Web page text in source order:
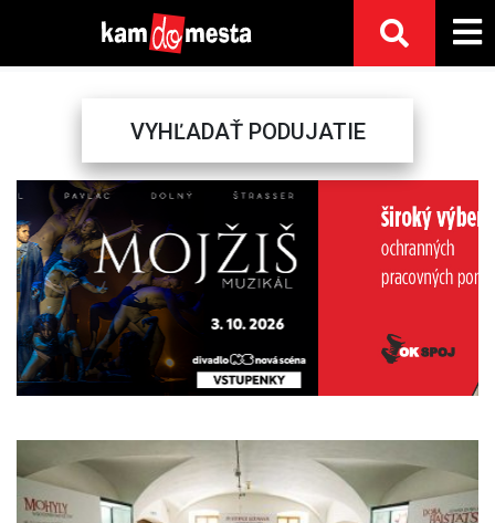
VYHĽADAŤ PODUJATIE
Previous